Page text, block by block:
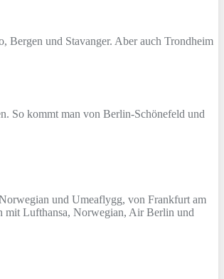
Bergen und Stavanger. Aber auch Trondheim
So kommt man von Berlin-Schönefeld und
und Umeaflygg, von Frankfurt am
mit Lufthansa, Norwegian, Air Berlin und